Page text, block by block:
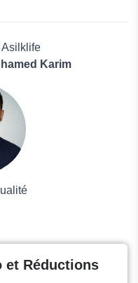
Asilklife
Karim
et Réductions